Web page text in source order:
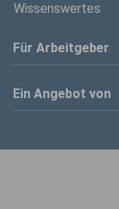
Wissenswertes
Für Arbeitgeber
Anzeige schalten
Ein Angebot von